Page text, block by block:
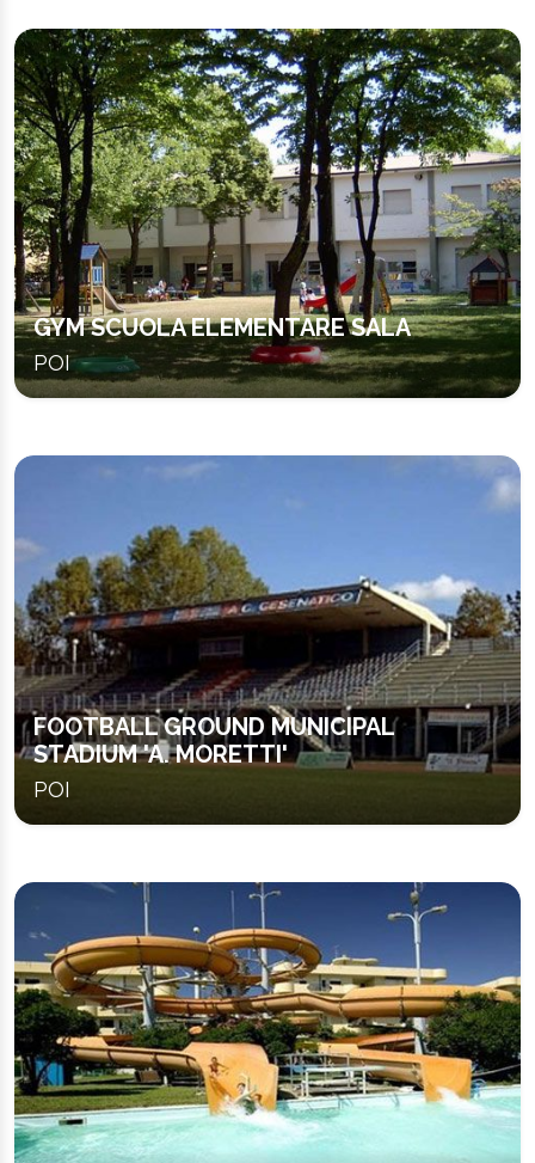
GYM SCUOLA ELEMENTARE SALA
POI
FOOTBALL GROUND MUNICIPAL
STADIUM 'A. MORETTI'
POI